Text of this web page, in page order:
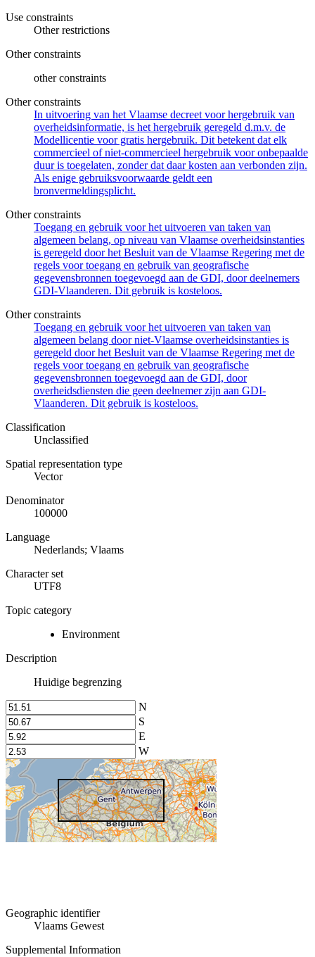
Use constraints
Other restrictions
Other constraints
other constraints
Other constraints
In uitvoering van het Vlaamse decreet voor hergebruik van
overheidsinformatie, is het hergebruik geregeld d.m.v. de
Modellicentie voor gratis hergebruik. Dit betekent dat elk
commercieel of niet-commercieel hergebruik voor onbepaalde
duur is toegelaten, zonder dat daar kosten aan verbonden zijn.
Als enige gebruiksvoorwaarde geldt een
bronvermeldingsplicht.
Other constraints
Toegang en gebruik voor het uitvoeren van taken van
algemeen belang, op niveau van Vlaamse overheidsinstanties
is geregeld door het Besluit van de Vlaamse Regering met de
regels voor toegang en gebruik van geografische
gegevensbronnen toegevoegd aan de GDI, door deelnemers
GDI-Vlaanderen. Dit gebruik is kosteloos.
Other constraints
Toegang en gebruik voor het uitvoeren van taken van
algemeen belang door niet-Vlaamse overheidsinstanties is
geregeld door het Besluit van de Vlaamse Regering met de
regels voor toegang en gebruik van geografische
gegevensbronnen toegevoegd aan de GDI, door
overheidsdiensten die geen deelnemer zijn aan GDI-
Vlaanderen. Dit gebruik is kosteloos.
Classification
Unclassified
Spatial representation type
Vector
Denominator
100000
Language
Nederlands; Vlaams
Character set
UTF8
Topic category
Environment
Description
Huidige begrenzing
N
S
E
W
Geographic identifier
Vlaams Gewest
Supplemental Information